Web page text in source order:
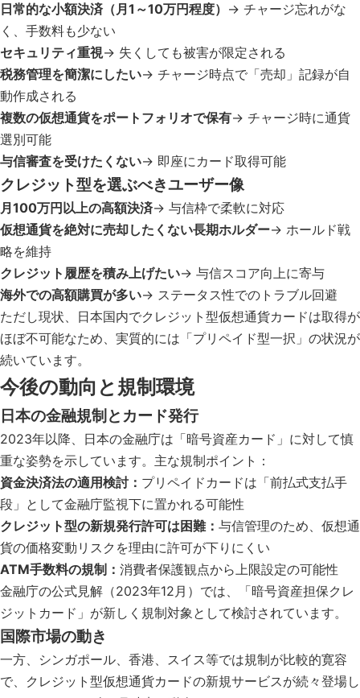
日常的な小額決済（月1～10万円程度） → チャージ忘れがな
く、手数料も少ない
セキュリティ重視→ 失くしても被害が限定される
税務管理を簡潔にしたい→ チャージ時点で「売却」記録が自
動作成される
複数の仮想通貨をポートフォリオで保有→ チャージ時に通貨
選別可能
与信審査を受けたくない→ 即座にカード取得可能
クレジット型を選ぶべきユーザー像
月100万円以上の高額決済→ 与信枠で柔軟に対応
仮想通貨を絶対に売却したくない長期ホルダー→ ホールド戦
略を維持
クレジット履歴を積み上げたい→ 与信スコア向上に寄与
海外での高額購買が多い→ ステータス性でのトラブル回避
ただし現状、日本国内でクレジット型仮想通貨カードは取得が
ほぼ不可能なため、実質的には「プリペイド型一択」の状況が
続いています。
今後の動向と規制環境
日本の金融規制とカード発行
2023年以降、日本の金融庁は「暗号資産カード」に対して慎
重な姿勢を示しています。主な規制ポイント：
資金決済法の適用検討： プリペイドカードは「前払式支払手
段」として金融庁監視下に置かれる可能性
クレジット型の新規発行許可は困難： 与信管理のため、仮想通
貨の価格変動リスクを理由に許可が下りにくい
ATM手数料の規制： 消費者保護観点から上限設定の可能性
金融庁の公式見解（2023年12月）では、「暗号資産担保クレ
ジットカード」が新しく規制対象として検討されています。
国際市場の動き
一方、シンガポール、香港、スイス等では規制が比較的寛容
で、クレジット型仮想通貨カードの新規サービスが続々登場し